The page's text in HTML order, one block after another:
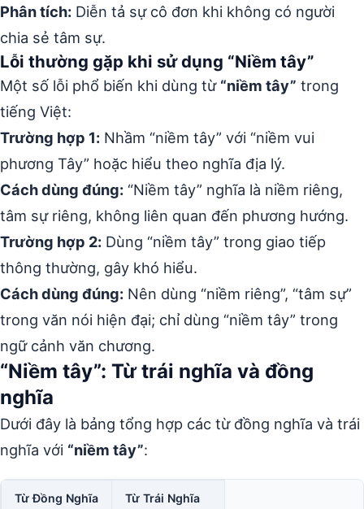
Phân tích: Diễn tả sự cô đơn khi không có người
chia sẻ tâm sự.
Lỗi thường gặp khi sử dụng “Niềm tây”
Một số lỗi phổ biến khi dùng từ “niềm tây” trong
tiếng Việt:
Trường hợp 1: Nhầm “niềm tây” với “niềm vui
phương Tây” hoặc hiểu theo nghĩa địa lý.
Cách dùng đúng: “Niềm tây” nghĩa là niềm riêng,
tâm sự riêng, không liên quan đến phương hướng.
Trường hợp 2: Dùng “niềm tây” trong giao tiếp
thông thường, gây khó hiểu.
Cách dùng đúng: Nên dùng “niềm riêng”, “tâm sự”
trong văn nói hiện đại; chỉ dùng “niềm tây” trong
ngữ cảnh văn chương.
“Niềm tây”: Từ trái nghĩa và đồng
nghĩa
Dưới đây là bảng tổng hợp các từ đồng nghĩa và trái
nghĩa với “niềm tây”:
Từ Đồng Nghĩa Từ Trái Nghĩa